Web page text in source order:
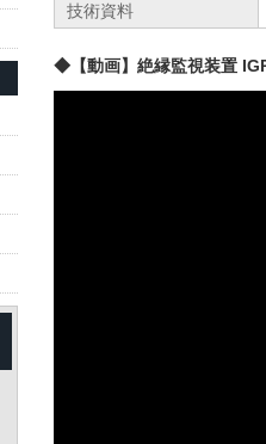
技術資料
◆【動画】絶縁監視装置